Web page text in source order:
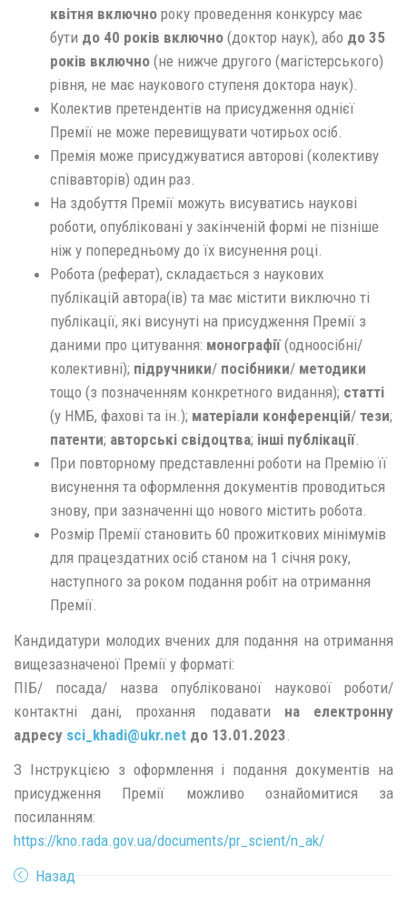
квітня включно року проведення конкурсу має
бути до 40 років включно (доктор наук), або до 35
років включно (не нижче другого (магістерського)
рівня, не має наукового ступеня доктора наук).
Колектив претендентів на присудження однієї
Премії не може перевищувати чотирьох осіб.
Премія може присуджуватися авторові (колективу
співавторів) один раз.
На здобуття Премії можуть висуватись наукові
роботи, опубліковані у закінченій формі не пізніше
ніж у попередньому до їх висунення році.
Робота (реферат), складається з наукових
публікацій автора(ів) та має містити виключно ті
публікації, які висунуті на присудження Премії з
даними про цитування: монографії (одноосібні/
колективні); підручники/ посібники/ методики
тощо (з позначенням конкретного видання); статті
(у НМБ, фахові та ін.); матеріали конференцій/ тези;
патенти; авторські свідоцтва; інші публікації.
При повторному представленні роботи на Премію її
висунення та оформлення документів проводиться
знову, при зазначенні що нового містить робота.
Розмір Премії становить 60 прожиткових мінімумів
для працездатних осіб станом на 1 січня року,
наступного за роком подання робіт на отримання
Премії.
Кандидатури молодих вчених для подання на отримання
вищезазначеної Премії у форматі:
ПІБ/ посада/ назва опублікованої наукової роботи/
контактні дані, прохання подавати на електронну
адресу sci_khadi@ukr.net до 13.01.2023
З Інструкцією з оформлення і подання документів на
присудження Премії можливо ознайомитися за
посиланням:
https://kno.rada.gov.ua/documents/pr_scient/n_ak/
Назад